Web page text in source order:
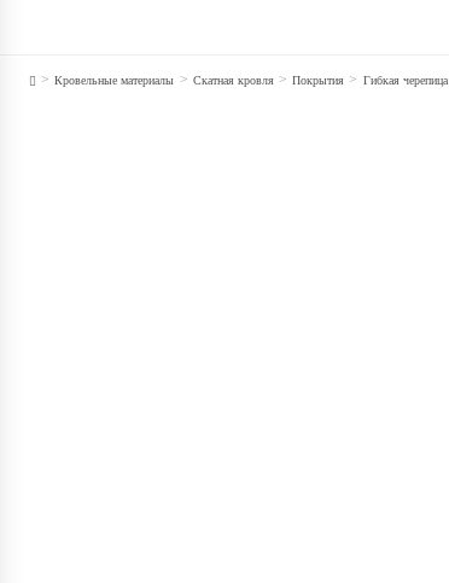
> Кровельные материалы > Скатная кровля > Покрытия > Гибкая черепица